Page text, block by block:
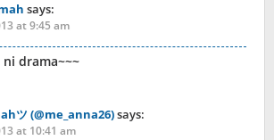
says:
at 9:45 am
drama~~~
ツ (@me_anna26)says:
at 10:41 am